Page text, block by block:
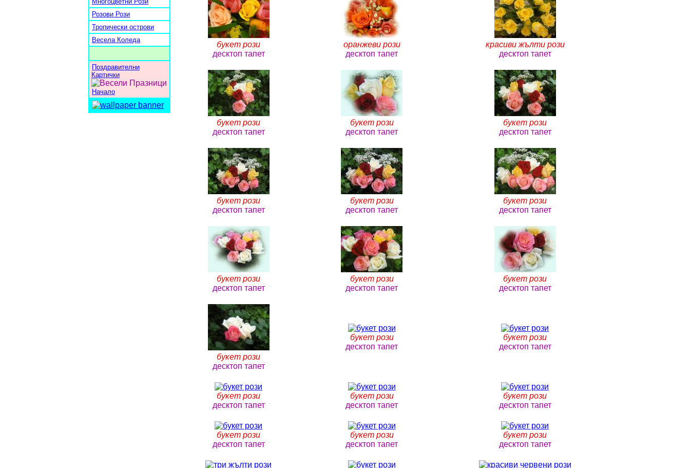
Розови Рози
Тропически острови
Весела Коледа
Поздравителни
Картички
Начало
букет рози
десктоп тапет
оранжеви рози
десктоп тапет
красиви жълти рози
десктоп тапет
букет рози
десктоп тапет
букет рози
десктоп тапет
букет рози
десктоп тапет
букет рози
десктоп тапет
букет рози
десктоп тапет
букет рози
десктоп тапет
букет рози
десктоп тапет
букет рози
десктоп тапет
букет рози
десктоп тапет
букет рози
десктоп тапет
букет рози
десктоп тапет
букет рози
десктоп тапет
букет рози
десктоп тапет
букет рози
десктоп тапет
букет рози
десктоп тапет
букет рози
десктоп тапет
букет рози
десктоп тапет
букет рози
десктоп тапет